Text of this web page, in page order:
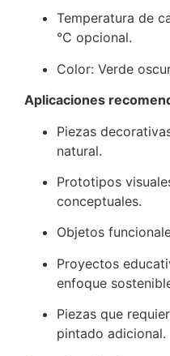
Temperatura de
°C opcional.
Color: Verde
Aplicaciones
Piezas
natural.
Prototipos
conceptuales.
Objetos
Proyectos
enfoque
Piezas que
pintado adicional.